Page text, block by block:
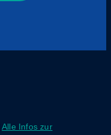
Alle Infos zur